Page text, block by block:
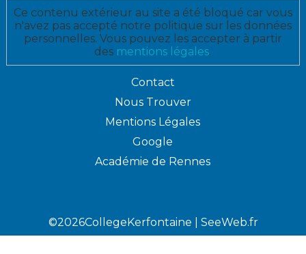
Ce contenu extérieur au site a été bloqué car vous
n'avez pas accepté notre politique sur les données
personnelles. Vous pouvez les accepter à partir
des mentions légales.
Contact
Nous Trouver
Mentions Légales
Google
Académie de Rennes
©2026CollegeKerfontaine | SeeWeb.fr